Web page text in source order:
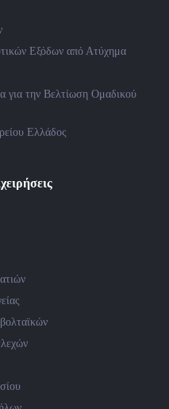
Εξόδων από Ατύχημα
για την Βελτίωση Ομαδικού
Ελλάδος